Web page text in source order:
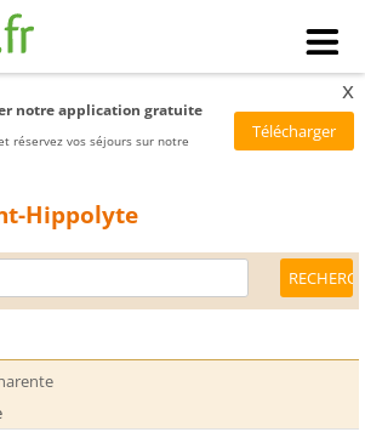
notre application gratuite
réservez vos séjours sur notre
x
Hippolyte